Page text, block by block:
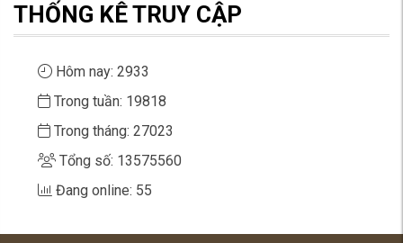
THỐNG KÊ TRUY CẬP
Hôm nay: 2933
Trong tuần: 19818
Trong tháng: 27023
Tổng số: 13575560
Đang online: 55